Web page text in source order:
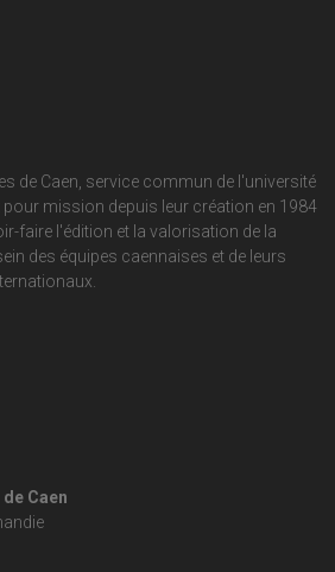
de Caen, service commun de l'université
pour mission depuis leur création en 1984
faire l'édition et la valorisation de la
des équipes caennaises et de leurs
Caen